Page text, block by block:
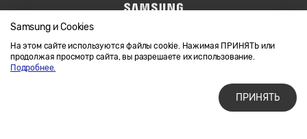
Samsung и Cookies
На этом сайте используются файлы cookie. Нажимая ПРИНЯТЬ или
продолжая просмотр сайта, вы разрешаете их использование.
Подробнее.
ПРИНЯТЬ
Напишите нам
Условия использования материалов
Конфиденциальность и файлы cookie